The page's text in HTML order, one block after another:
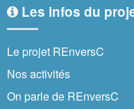
Les infos du
Le projet REnversC
Nos activités
On parle de REnversC